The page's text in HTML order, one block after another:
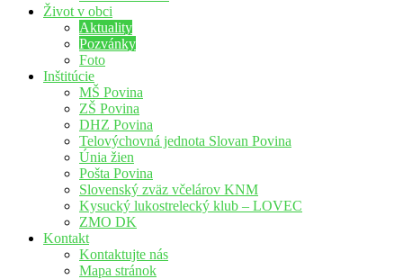
Život v obci
Aktuality
Pozvánky
Foto
Inštitúcie
MŠ Povina
ZŠ Povina
DHZ Povina
Telovýchovná jednota Slovan Povina
Únia žien
Pošta Povina
Slovenský zväz včelárov KNM
Kysucký lukostrelecký klub – LOVEC
ZMO DK
Kontakt
Kontaktujte nás
Mapa stránok